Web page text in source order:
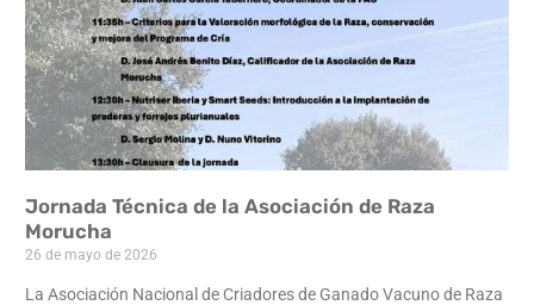
Jornada Técnica de la Asociación de Raza
Morucha
26 de mayo de 2026
La Asociación Nacional de Criadores de Ganado Vacuno de Raza